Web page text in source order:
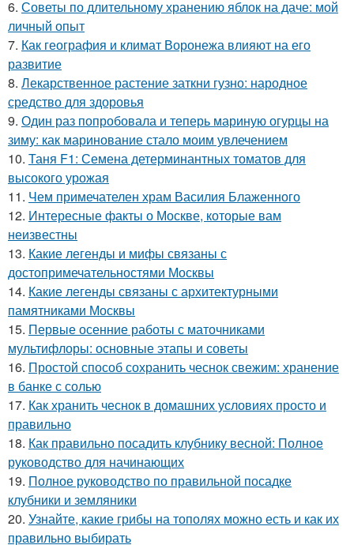
6. Советы по длительному хранению яблок на даче: мой
личный опыт
7. Как география и климат Воронежа влияют на его
развитие
8. Лекарственное растение заткни гузно: народное
средство для здоровья
9. Один раз попробовала и теперь мариную огурцы на
зиму: как маринование стало моим увлечением
10. Таня F1: Семена детерминантных томатов для
высокого урожая
11. Чем примечателен храм Василия Блаженного
12. Интересные факты о Москве, которые вам
неизвестны
13. Какие легенды и мифы связаны с
достопримечательностями Москвы
14. Какие легенды связаны с архитектурными
памятниками Москвы
15. Первые осенние работы с маточниками
мультифлоры: основные этапы и советы
16. Простой способ сохранить чеснок свежим: хранение
в банке с солью
17. Как хранить чеснок в домашних условиях просто и
правильно
18. Как правильно посадить клубнику весной: Полное
руководство для начинающих
19. Полное руководство по правильной посадке
клубники и земляники
20. Узнайте, какие грибы на тополях можно есть и как их
правильно выбирать